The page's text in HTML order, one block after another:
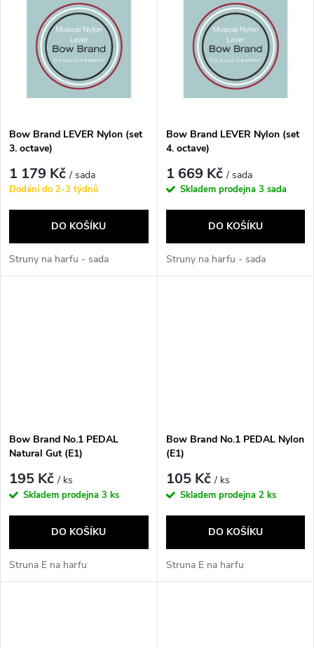
Bow Brand LEVER Nylon (set
3. octave)
1 179 Kč/ sada
Dodání do 2-3 týdnů
DO KOŠÍKU
Struny na harfu - sada
Bow Brand LEVER Nylon (set
4. octave)
1 669 Kč/ sada
Skladem prodejna 3 sada
DO KOŠÍKU
Struny na harfu - sada
Bow Brand No.1 PEDAL
Natural Gut (E1)
195 Kč/ ks
Skladem prodejna 3 ks
DO KOŠÍKU
Struna E na harfu
Bow Brand No.1 PEDAL Nylon
(E1)
105 Kč/ ks
Skladem prodejna 2 ks
DO KOŠÍKU
Struna E na harfu